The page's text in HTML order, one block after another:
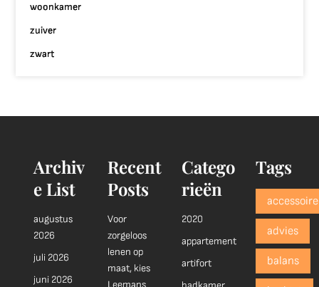
woonkamer
zuiver
zwart
Archiv
e List
augustus
2026
juli 2026
juni 2026
Recent
Posts
Voor
zorgeloos
lenen op
maat, kies
Leemans
Catego
rieën
2020
appartement
artifort
Tags
advies
balans